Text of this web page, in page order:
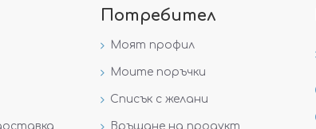
Потребител
Моят профил
Моите поръчки
Списък с желани
Връщане на продукт